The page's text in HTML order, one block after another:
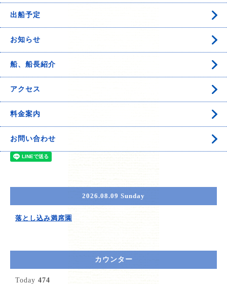
出船予定
お知らせ
船、船長紹介
アクセス
料金案内
お問い合わせ
2026.08.09 Sunday
落とし込み満席🈵
カウンター
Today 474